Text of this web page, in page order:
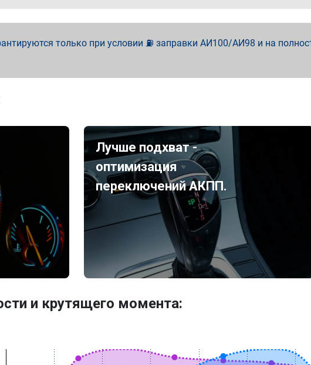
только при условии ⛽ заправки АИ100/АИ98 и на
Лучше подхват -
оптимизация
переключений АКПП.
и крутящего момента: